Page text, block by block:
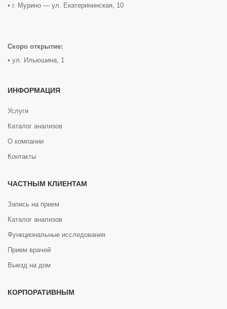
• г. Мурино — ул. Екатерининская, 10
Скоро открытие:
• ул. Ильюшина, 1
ИНФОРМАЦИЯ
Услуги
Каталог анализов
О компании
Контакты
ЧАСТНЫМ КЛИЕНТАМ
Запись на прием
Каталог анализов
Функциональные исследования
Прием врачей
Выезд на дом
КОРПОРАТИВНЫМ